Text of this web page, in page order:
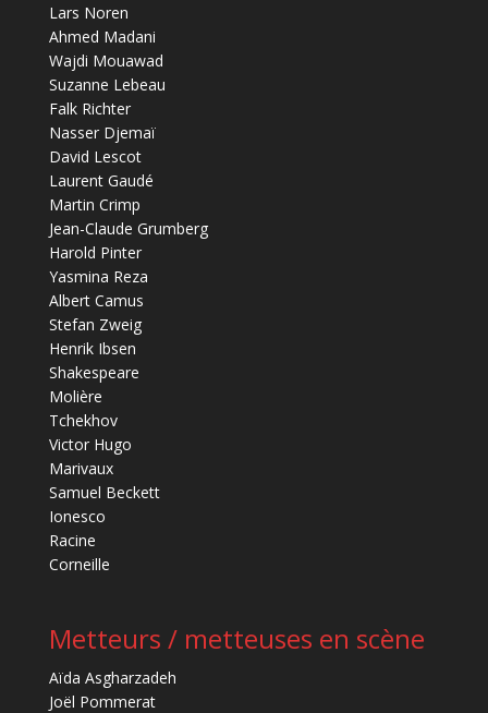
Lars Noren
Ahmed Madani
Wajdi Mouawad
Suzanne Lebeau
Falk Richter
Nasser Djemaï
David Lescot
Laurent Gaudé
Martin Crimp
Jean-Claude Grumberg
Harold Pinter
Yasmina Reza
Albert Camus
Stefan Zweig
Henrik Ibsen
Shakespeare
Molière
Tchekhov
Victor Hugo
Marivaux
Samuel Beckett
Ionesco
Racine
Corneille
Metteurs / metteuses en scène
Aïda Asgharzadeh
Joël Pommerat